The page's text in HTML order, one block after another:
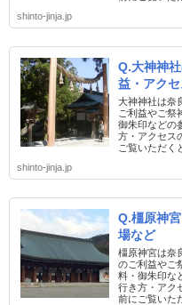
shinto-jinja.jp
Q.大神神
益・アク
大神神社は奈
ご利益やご祭
御朱印などの
方・アクセス
ご覧いただく
shinto-jinja.jp
Q.橿原神
場など
橿原神宮は奈
のご利益やご
料・御朱印な
行き方・アク
前にご覧いた